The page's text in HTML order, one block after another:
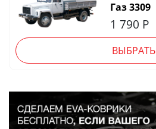
Газ 3309
1 790 Р
ВЫБРАТЬ